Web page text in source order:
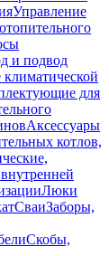
Управление
и подвод
для
Аксессуары
котлов,
Люки
СваиЗаборы,
Скобы,